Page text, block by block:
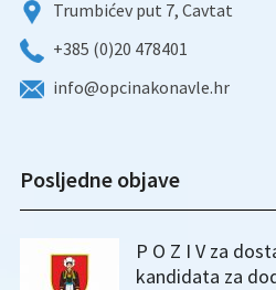
Trumbićev put 7, Cavtat
+385 (0)20 478401
info@opcinakonavle.hr
Posljedne objave
P O Z I V za
kandidata za